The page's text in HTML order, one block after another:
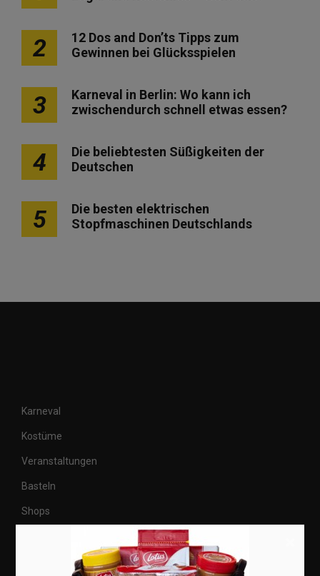
2
12 Dos and Don’ts Tipps zum
Gewinnen bei Glücksspielen
3
Karneval in Berlin: Wo kann ich
zwischendurch schnell etwas essen?
4
Die beliebtesten Süßigkeiten der
Deutschen
5
Die besten elektrischen
Stopfmaschinen Deutschlands
Karneval
Kostüme
Veranstaltungen
Basteln
Shops